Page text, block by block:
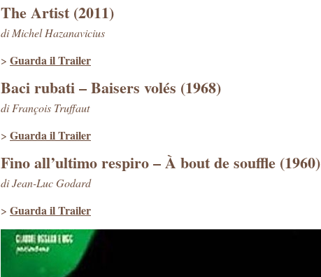
The Artist (2011)
di Michel Hazanavicius
> Guarda il Trailer
Baci rubati – Baisers volés (1968)
di François Truffaut
> Guarda il Trailer
Fino all’ultimo respiro – À bout de souffle (1960)
di Jean-Luc Godard
> Guarda il Trailer